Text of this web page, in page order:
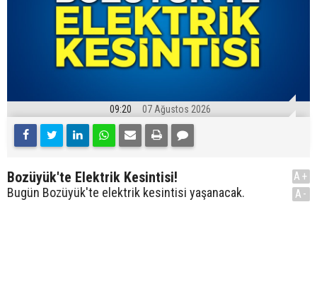
09:20 07 Ağustos 2026
Bozüyük'te Elektrik Kesintisi!
Bugün Bozüyük'te elektrik kesintisi yaşanacak.
A+
A-